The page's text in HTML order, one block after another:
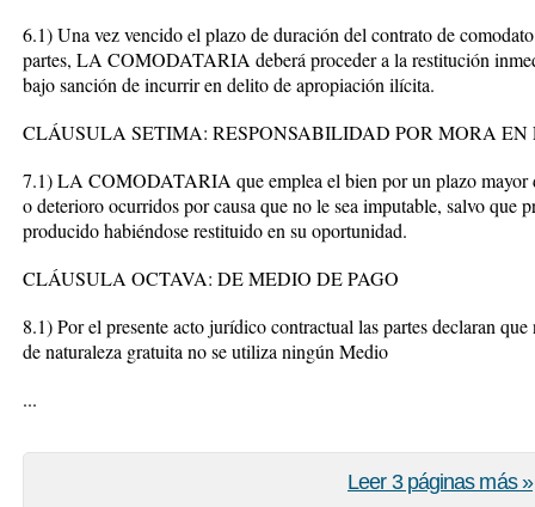
6.1) Una vez vencido el plazo de duración del contrato de
partes, LA COMODATARIA deberá proceder a la restitución
bajo sanción de incurrir en delito de apropiación ilícita.
CLÁUSULA SETIMA: RESPONSABILIDAD POR MORA
7.1) LA COMODATARIA que emplea el bien por un plazo mayor
o deterioro ocurridos por causa que no le sea imputable, salvo que
producido habiéndose restituido en su oportunidad.
CLÁUSULA OCTAVA: DE MEDIO DE PAGO
8.1) Por el presente acto jurídico contractual las partes declaran
de naturaleza gratuita no se utiliza ningún Medio
...
Leer 3 páginas más »